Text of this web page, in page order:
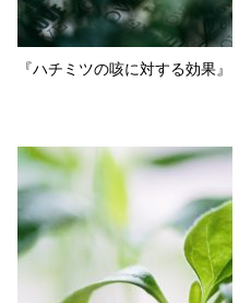
『ハチミツの咳に対する効果』